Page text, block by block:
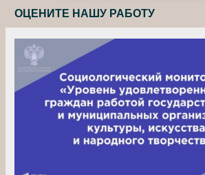
ОЦЕНИТЕ НАШУ РАБОТУ